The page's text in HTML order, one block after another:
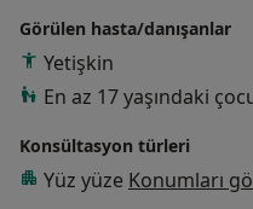
Görülen hasta/danışanlar
Yetişkin
En az 17 yaşındaki
Konsültasyon türleri
Yüz yüze Konumları